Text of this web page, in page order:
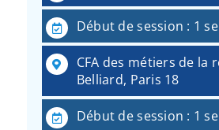
Début de session : 1
CFA des métiers de la
Belliard, Paris 18
Début de session : 1